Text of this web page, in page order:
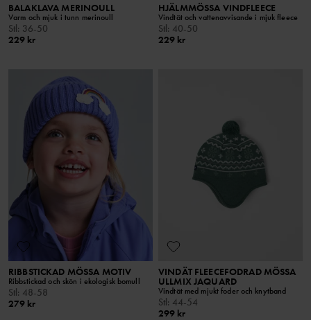
BALAKLAVA MERINOULL
Varm och mjuk i tunn merinoull
Stl: 36-50
229 kr
HJÄLMMÖSSA VINDFLEECE
Vindtät och vattenavvisande i mjuk fleece
Stl: 40-50
229 kr
RIBBSTICKAD MÖSSA MOTIV
Ribbstickad och skön i ekologisk bomull
Stl: 48-58
279 kr
VINDÄT FLEECEFODRAD MÖSSA
ULLMIX JAQUARD
Vindtät med mjukt foder och knytband
Stl: 44-54
299 kr